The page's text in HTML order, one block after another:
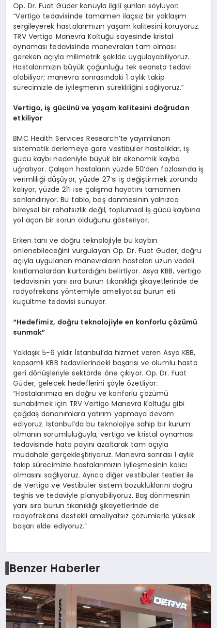
Op. Dr. Fuat Güder konuyla ilgili şunları söylüyor:
“Vertigo tedavisinde tamamen ilaçsız bir yaklaşım
sergileyerek hastalarımızın yaşam kalitesini koruyoruz.
TRV Vertigo Manevra Koltuğu sayesinde kristal
oynaması tedavisinde manevraları tam olması
gereken açıyla milimetrik şekilde uygulayabiliyoruz.
Hastalarımızın büyük çoğunluğu tek seansta tedavi
olabiliyor; manevra sonrasındaki 1 aylık takip
sürecimizle de iyileşmenin sürekliliğini sağlıyoruz.”
Vertigo, iş gücünü ve yaşam kalitesini doğrudan
etkiliyor
BMC Health Services Research’te yayımlanan
sistematik derlemeye göre vestibüler hastalıklar, iş
gücü kaybı nedeniyle büyük bir ekonomik kayba
uğratıyor. Çalışan hastaların yüzde 50’den fazlasında iş
verimliliği düşüyor, yüzde 27’si iş değiştirmek zorunda
kalıyor, yüzde 21’i ise çalışma hayatını tamamen
sonlandırıyor. Bu tablo, baş dönmesinin yalnızca
bireysel bir rahatsızlık değil, toplumsal iş gücü kaybına
yol açan bir sorun olduğunu gösteriyor.
Erken tanı ve doğru teknolojiyle bu kaybın
önlenebileceğini vurgulayan Op. Dr. Fuat Güder, doğru
açıyla uygulanan manevraların hastaları uzun vadeli
kısıtlamalardan kurtardığını belirtiyor. Asya KBB, vertigo
tedavisinin yanı sıra burun tıkanıklığı şikayetlerinde de
radyofrekans yöntemiyle ameliyatsız burun eti
küçültme tedavisi sunuyor.
“Hedefimiz, doğru teknolojiyle en konforlu çözümü
sunmak”
Yaklaşık 5-6 yıldır İstanbul’da hizmet veren Asya KBB,
kapsamlı KBB tedavilerindeki başarısı ve olumlu hasta
geri dönüşleriyle sektörde öne çıkıyor. Op. Dr. Fuat
Güder, gelecek hedeflerini şöyle özetliyor:
“Hastalarımıza en doğru ve konforlu çözümü
sunabilmek için TRV Vertigo Manevra Koltuğu gibi
çağdaş donanımlara yatırım yapmaya devam
ediyoruz. İstanbul’da bu teknolojiye sahip bir kurum
olmanın sorumluluğuyla, vertigo ve kristal oynaması
tedavisinde hata payını azaltarak tam açıyla
müdahale gerçekleştiriyoruz. Manevra sonrası 1 aylık
takip sürecimizle hastalarımızın iyileşmesinin kalıcı
olmasını sağlıyoruz. Ayrıca diğer vestibüler testler ile
de Vertigo ve Vestibüler sistem bozukluklarını doğru
teşhis ve tedaviyle planyabiliyoruz. Baş dönmesinin
yanı sıra burun tıkanıklığı şikayetlerinde de
radyofrekans destekli ameliyatsız çözümlerle yüksek
başarı elde ediyoruz.”
Benzer Haberler